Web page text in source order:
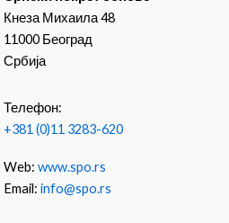
Кнеза Михаила 48
11000 Београд
Србија
Телефон:
+381 (0)11 3283-620
Web:www.spo.rs
Email:info@spo.rs